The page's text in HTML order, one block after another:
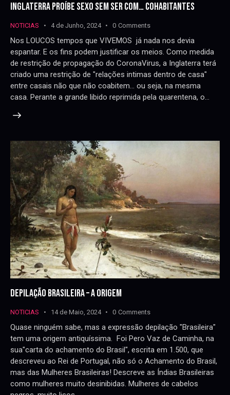
INGLATERRA PROÍBE SEXO SEM SER COM… COHABITANTES
NOTICIAS 4 de Junho, 2024 0 Comments
Nos LOUCOS tempos que VIVEMOS já nada nos devia
espantar. E os fins podem justificar os meios. Como medida
de restrição de propagação do CoronaVirus, a Inglaterra terá
criado uma restrição de "relações intimas dentro de casa"
entre casais não que não coabitem... ou seja, na mesma
casa. Perante a grande libido reprimida pela quarentena, o…
DEPILAÇÃO BRASILEIRA – A ORIGEM
NOTICIAS 14 de Maio, 2024 0 Comments
Quase ninguém sabe, mas a expressão depilação "Brasileira"
tem uma origem antiquíssima. Foi Pero Vaz de Caminha, na
sua"carta do achamento do Brasil", escrita em 1.500, que
descreveu ao Rei de Portugal, não só o Achamento do Brasil,
mas das Mulheres Brasileiras! Descreve as Índias Brasileiras
como mulheres muito desinibidas. Mulheres de cabelos